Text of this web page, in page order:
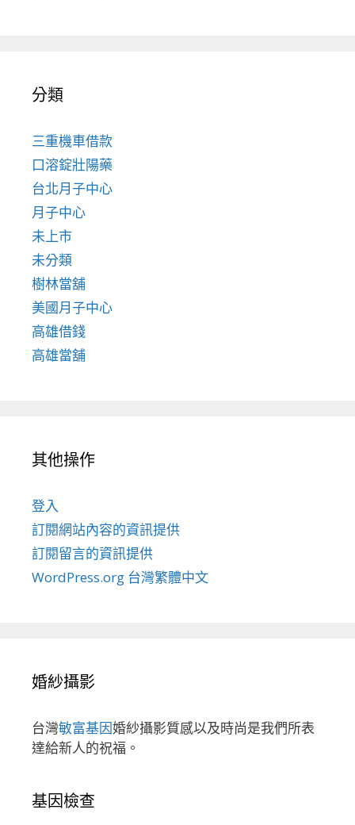
分類
三重機車借款
口溶錠壯陽藥
台北月子中心
月子中心
未上市
未分類
樹林當舖
美國月子中心
高雄借錢
高雄當舖
其他操作
登入
訂閱網站內容的資訊提供
訂閱留言的資訊提供
WordPress.org 台灣繁體中文
婚紗攝影
台灣敏富基因婚紗攝影質感以及時尚是我們所表
達給新人的祝福。
基因檢查